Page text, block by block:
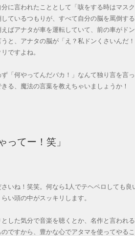
に言われたこととして「咳をする時はマス
ているつもりが、すべて自分の脳を罵倒す
ばアナタが車を運転していて、前の車がド
と、アナタの脳が「え？私ドンくさいんだ
ですよね。
「何やってんだバカ！」なんて独り言を言
る、魔法の言葉を教えちゃいましょうか！
ってー！笑」
いね！笑笑。何なら1人でテヘペロしても良
い頭の中がスッキリします。
した気分で音楽を聴くとか、名作と言われ
ですから、豊かな心でアタマを使ってやるこ